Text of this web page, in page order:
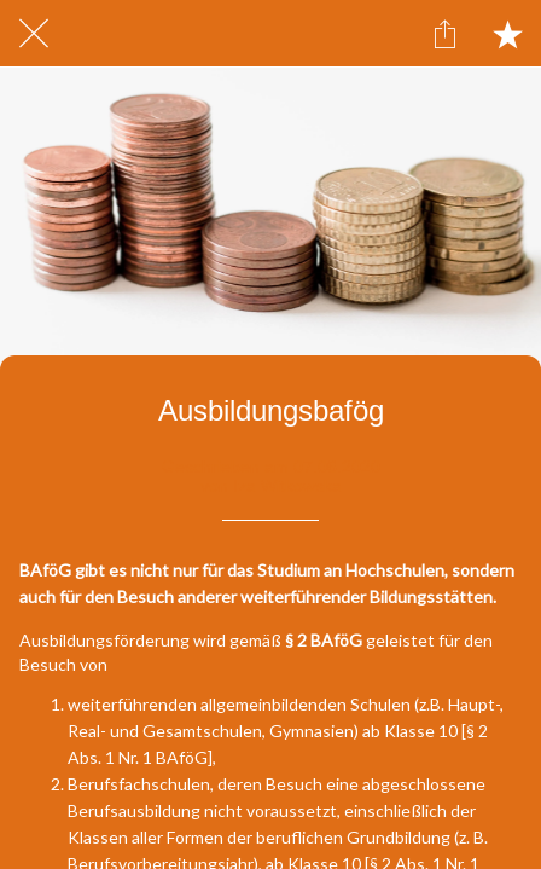
Ausbildungsbafög
BAföG gibt es nicht nur für das Studium an Hochschulen, sondern
auch für den Besuch anderer weiterführender Bildungsstätten.
Ausbildungsförderung wird gemäß § 2 BAföGgeleistet für den
Besuch von
weiterführenden allgemeinbildenden Schulen (z.B. Haupt-,
Real- und Gesamtschulen, Gymnasien) ab Klasse 10 [§ 2
Abs. 1 Nr. 1 BAföG],
Berufsfachschulen, deren Besuch eine abgeschlossene
Berufsausbildung nicht voraussetzt, einschließlich der
Klassen aller Formen der beruflichen Grundbildung (z. B.
Berufsvorbereitungsjahr), ab Klasse 10 [§ 2 Abs. 1 Nr. 1